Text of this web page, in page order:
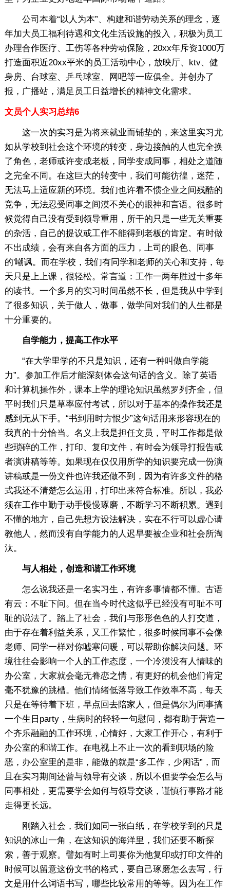
公司本着“以人为本”、构建和谐劳动关系的理念，逐
年加大员工福利待遇和文化生活设施的投入，积极为员工
办理合作医疗、工伤等各种劳动保险，20xx年斥资1000万
打造面积近20xx平米的员工活动中心，放映厅、ktv、健
身房、台球室、乒乓球室、网吧等一应俱全。并创办了
报，广播站，满足员工日益增长的精神文化需求。
文员个人实习总结6
这一次的实习是为将来就业而铺垫的，来这里实习尤
如从学校到社会这个环境的转变，身边接触的人也完全换
了角色，老师或许变成老板，同学变成同事，相处之道随
之完全不同。在这巨大的转变中，我们可能彷徨，迷茫，
无法马上适应新的环境。我们也许看不惯企业之间残酷的
竞争，无法忍受同事之间漠不关心的眼神和言语。很多时
候觉得自己没有受到领导重用，所干的只是一些无关重要
的杂活，自己的提议或工作不能得到老板的肯定。有时做
不出成绩，会有来自各方面的压力，上司的眼色、同事
的'嘲讽。而在学校，我们有同学和老师的关心和支持，每
天只是上上课，很轻松。常言道：工作一两年胜过十多年
的读书。一个多月的实习时间虽然不长，但是我从中学到
了很多知识，关于做人，做事，做学问对我们的人生都是
十分重要的。
自学能力，提高工作水平
“在大学里学的不只是知识，还有一种叫做自学能
力”。参加工作后才能深刻体会这句话的含义。除了英语
和计算机操作外，课本上学的理论知识虽然罗列齐全，但
平时我们只是草率应付考试，所以对于基本的操作我还是
感到无从下手。“书到用时方恨少”这句话用来形容现在的
我真的十分恰当。名义上我是担任文员，平时工作都是做
些琐碎的工作，打印、复印文件，有时会为领导打报告或
者演讲稿等等。如果现在仅仅用所学的知识要完成一份演
讲稿或是一份文件也许我还做不到，因为有许多文件的格
式我还不清楚怎么运用，打印出来符合标准。所以，我必
须在工作中勤于动手慢慢琢磨，不断学习不断积累。遇到
不懂的地方，自己先想方设法解决，实在不行可以虚心请
教他人，然而没有自学能力的人迟早要被企业和社会所淘
汰。
与人相处，创造和谐工作环境
怎么说我还是一名实习生，有许多事情都不懂。古语
有云：不耻下问。但在当今时代这似乎已经没有可耻不可
耻的说法了。踏上了社会，我们与形形色色的人打交道，
由于存在着利益关系，又工作繁忙，很多时候同事不会像
老师、同学一样对你嘘寒问暖，可以帮助你解决问题。环
境往往会影响一个人的工作态度，一个冷漠没有人情味的
办公室，大家就会毫无眷恋之情，有更好的机会他们肯定
毫不犹豫的跳槽。他们情绪低落导致工作效率不高，每天
只是在等待着下班，早点回去陪家人，但是偶尔为同事搞
一个生日party，生病时的轻轻一句慰问，都有助于营造一
个齐乐融融的工作环境，心情好，大家工作开心，有利于
办公室的和谐工作。在电视上不止一次的看到职场的险
恶，办公室里的是非，能做的就是“多工作，少闲话”，而
且在实习期间还曾与领导有交谈，所以不但要学会怎么与
同事相处，更需要学会如何与领导交谈，谨慎行事路才能
走得更长远。
刚踏入社会，我们如同一张白纸，在学校学到的只是
知识的冰山一角，在这知识的海洋里，我们还要不断探
索，善于观察。譬如有时上司要你为他复印或打印文件的
时候可以留意这份文书的格式，要自己琢磨怎么去写，行
文是用什么词语书写，哪些比较常用的等等。因为在工作